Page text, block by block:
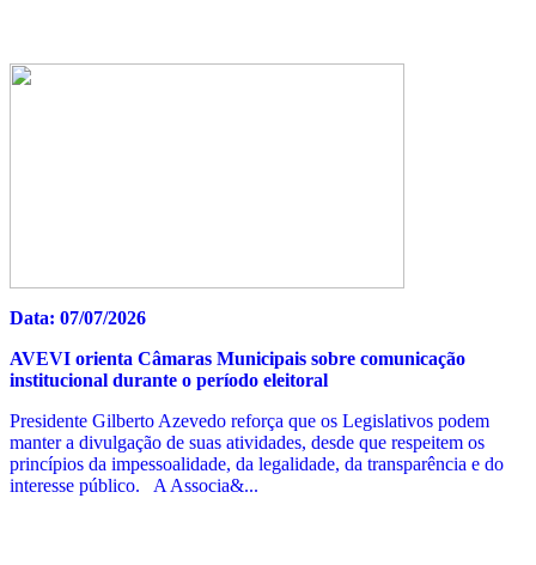
Data: 07/07/2026
AVEVI orienta Câmaras Municipais sobre comunicação
institucional durante o período eleitoral
Presidente Gilberto Azevedo reforça que os Legislativos podem
manter a divulgação de suas atividades, desde que respeitem os
princípios da impessoalidade, da legalidade, da transparência e do
interesse público. A Associa&...